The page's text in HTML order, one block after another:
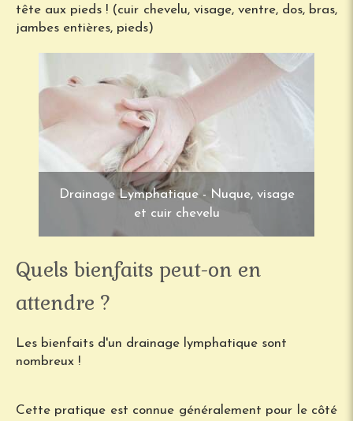
tête aux pieds ! (cuir chevelu, visage, ventre, dos, bras,
jambes entières, pieds)
Drainage Lymphatique - Nuque, visage
et cuir chevelu
Quels bienfaits peut-on en
attendre ?
Les bienfaits d'un drainage lymphatique sont
nombreux !
Cette pratique est connue généralement pour le côté